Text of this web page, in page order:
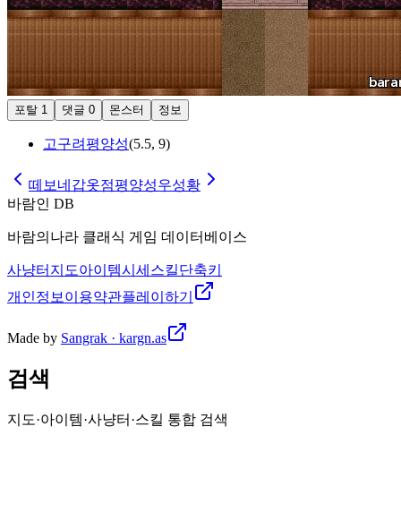
포탈 1 댓글 0 몬스터 정보
고구려평양성(5.5, 9)
떼보네갑옷점평양성우성황
바람인 DB
바람의나라 클래식 게임 데이터베이스
사냥터 지도아이템시세 스킬단축키
개인정보 이용약관플레이하기
Made by Sangrak · kargn.as
검색
지도·아이템·사냥터·스킬 통합 검색